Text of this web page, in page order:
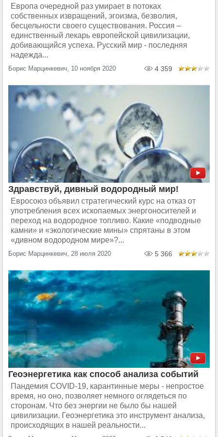
Европа очередной раз умирает в потоках
собственных извращений, эгоизма, безволия,
бесцельности своего существования. Россия –
единственный лекарь европейской цивилизации,
добивающийся успеха. Русский мир - последняя
надежда...
Борис Марцинкевич, 10 ноября 2020 4 359
Здравствуй, дивный водородный мир!
Евросоюз объявил стратегический курс на отказ от
употребления всех ископаемых энергоносителей и
переход на водородное топливо. Какие «подводные
камни» и «экологические мины» спрятаны в этом
«дивном водородном мире»?...
Борис Марцинкевич, 28 июля 2020 5 366
Геоэнергетика как способ анализа событий
Пандемия COVID-19, карантинные меры - непростое
время, но оно, позволяет немного оглядеться по
сторонам. Что без энергии не было бы нашей
цивилизации. Геоэнергетика это инструмент анализа,
происходящих в нашей реальности...